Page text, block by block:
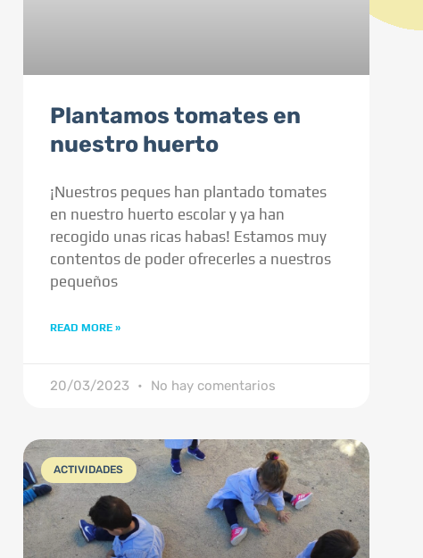
Plantamos tomates en
nuestro huerto
¡Nuestros peques han plantado tomates
en nuestro huerto escolar y ya han
recogido unas ricas habas! Estamos muy
contentos de poder ofrecerles a nuestros
pequeños
READ MORE »
20/03/2023 No hay comentarios
ACTIVIDADES